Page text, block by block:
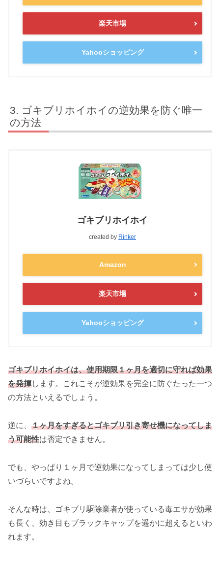
楽天市場
Yahooショッピング
ゴキブリホイホイの逆効果を防ぐ唯一
の方法
ゴキブリホイホイ
created by Rinker
Amazon
楽天市場
Yahooショッピング
ゴキブリホイホイは、使用期限１ヶ月を適切に守れば効果
を発揮します。これこそが逆効果を完全に防ぐたった一つ
の方法といえるでしょう。
逆に、 １ヶ月をすぎるとゴキブリ引き寄せ機になってしま
う可能性は否定できません。
でも、やっぱり１ヶ月で逆効果になってしまっては少し使
いづらいですよね。
そんな時は、ゴキブリ駆除業者が使っている毒エサが効果
も長く、効き目もブラックキャップを遥かに超えるといわ
れます。